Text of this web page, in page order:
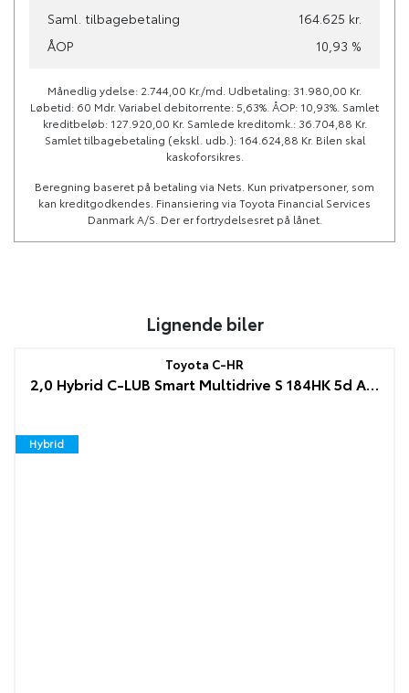
4.480 kr.
Saml. tilbagebetaling
164.625 kr.
ÅOP
10,93 %
Månedlig ydelse: 2.744,00 Kr./md. Udbetaling: 31.980,00 Kr.
Løbetid: 60 Mdr. Variabel debitorrente: 5,63%. ÅOP: 10,93%. Samlet
kreditbeløb: 127.920,00 Kr. Samlede kreditomk.: 36.704,88 Kr.
Samlet tilbagebetaling (ekskl. udb.): 164.624,88 Kr. Bilen skal
kaskoforsikres.
Beregning baseret på betaling via Nets. Kun privatpersoner, som
kan kreditgodkendes. Finansiering via Toyota Financial Services
Danmark A/S. Der er fortrydelsesret på lånet.
Lignende biler
Toyota C-HR
Hybrid